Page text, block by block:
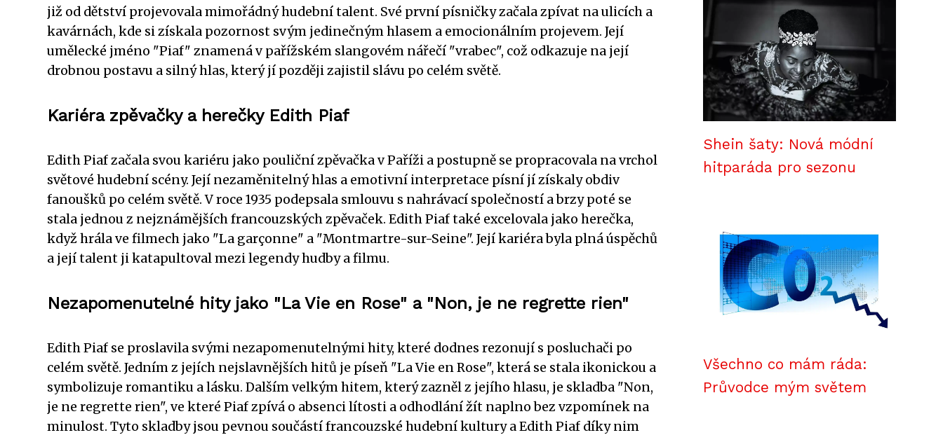
již od dětství projevovala mimořádný hudební talent. Své první písničky začala zpívat na ulicích a
kavárnách, kde si získala pozornost svým jedinečným hlasem a emocionálním projevem. Její
umělecké jméno "Piaf" znamená v pařížském slangovém nářečí "vrabec", což odkazuje na její
drobnou postavu a silný hlas, který jí později zajistil slávu po celém světě.
Kariéra zpěvačky a herečky Edith Piaf
Edith Piaf začala svou kariéru jako pouliční zpěvačka v Paříži a postupně se propracovala na vrchol
světové hudební scény. Její nezaměnitelný hlas a emotivní interpretace písní jí získaly obdiv
fanoušků po celém světě. V roce 1935 podepsala smlouvu s nahrávací společností a brzy poté se
stala jednou z nejznámějších francouzských zpěvaček. Edith Piaf také excelovala jako herečka,
když hrála ve filmech jako "La garçonne" a "Montmartre-sur-Seine". Její kariéra byla plná úspěchů
a její talent ji katapultoval mezi legendy hudby a filmu.
Nezapomenutelné hity jako "La Vie en Rose" a "Non, je ne regrette rien"
Edith Piaf se proslavila svými nezapomenutelnými hity, které dodnes rezonují s posluchači po
celém světě. Jedním z jejích nejslavnějších hitů je píseň "La Vie en Rose", která se stala ikonickou a
symbolizuje romantiku a lásku. Dalším velkým hitem, který zazněl z jejího hlasu, je skladba "Non,
je ne regrette rien", ve které Piaf zpívá o absenci lítosti a odhodlání žít naplno bez vzpomínek na
minulost. Tyto skladby jsou pevnou součástí francouzské hudební kultury a Edith Piaf díky nim
Shein šaty: Nová módní
hitparáda pro sezonu
Všechno co mám ráda:
Průvodce mým světem